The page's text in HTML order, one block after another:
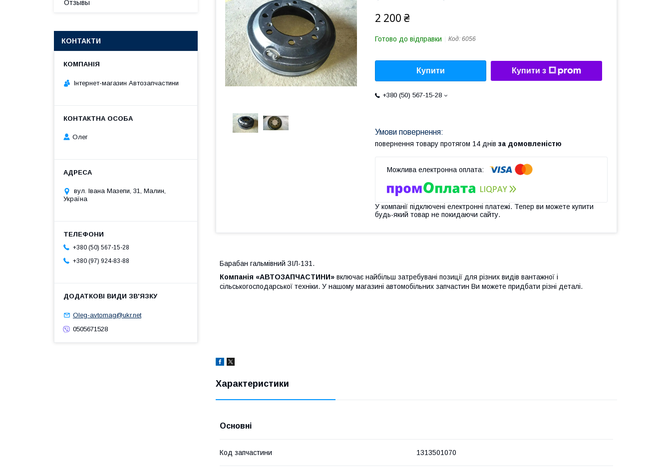
2 200 ₴
Готово до відправки Код: 6056
Купити Купити з
+380 (50) 567-15-28
повернення товару протягом 14 днів за домовленістю
У компанії підключені електронні платежі. Тепер ви можете купити
будь-який товар не покидаючи сайту.
Барабан гальмівний ЗІЛ-131.
Компанія «АВТОЗАПЧАСТИНИ» включає найбільш затребувані позиції для різних видів вантажної і
сільськогосподарської техніки. У нашому магазині автомобільних запчастин Ви можете придбати різні деталі.
Характеристики
Основні
Код запчастини 1313501070
Отзывы
КОНТАКТИ
Інтернет-магазин Автозапчастини
Олег
вул. Івана Мазепи, 31, Малин,
Україна
+380 (50) 567-15-28
+380 (97) 924-83-88
Oleg-avtomag@ukr.net
0505671528